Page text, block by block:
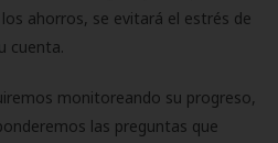
ahorros, se evitará el estrés de
cuenta.
monitoreando su progreso,
las preguntas que